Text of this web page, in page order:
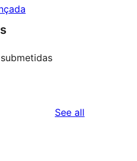
See all